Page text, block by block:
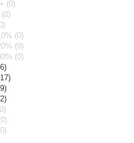
(0)
(0)
(0)
(0)
(0)